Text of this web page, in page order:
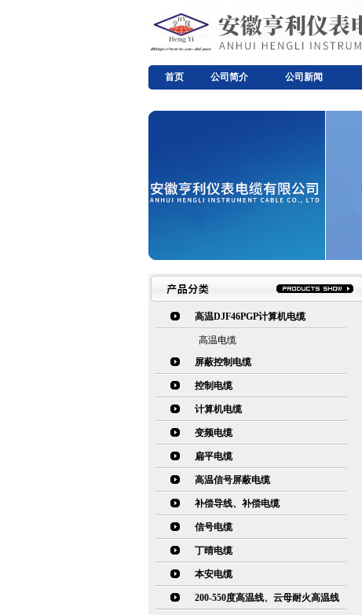
首页 公司简介 公司新闻
高温DJF46PGP计算机电缆
高温电缆
屏蔽控制电缆
控制电缆
计算机电缆
变频电缆
扁平电缆
高温信号屏蔽电缆
补偿导线、补偿电缆
信号电缆
丁晴电缆
本安电缆
200-550度高温线、云母耐火高温线